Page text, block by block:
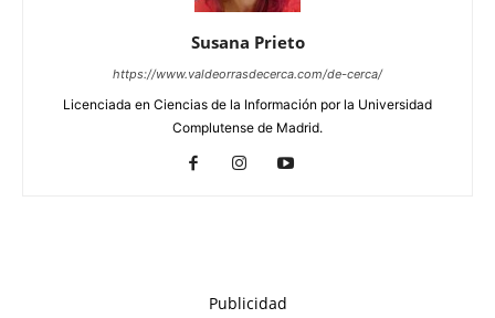
Susana Prieto
https://www.valdeorrasdecerca.com/de-cerca/
Licenciada en Ciencias de la Información por la Universidad
Complutense de Madrid.
Publicidad